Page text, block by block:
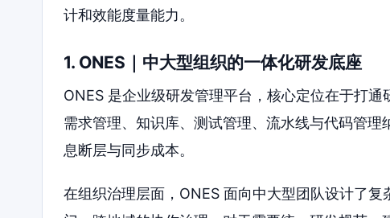
计和效能度量能力。
1. ONES｜中大型组织的一体化研发底座
ONES 是企业级研发管理平台，核心定位在于打通
需求管理、知识库、测试管理、流水线与代码管
息断层与同步成本。
在组织治理层面，ONES 面向中大型团队设计了